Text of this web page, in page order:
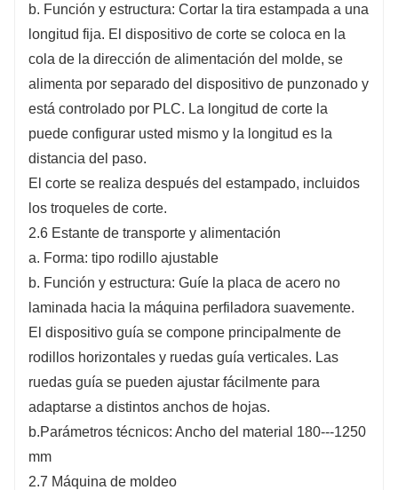
b. Función y estructura: Cortar la tira estampada a una
longitud fija. El dispositivo de corte se coloca en la
cola de la dirección de alimentación del molde, se
alimenta por separado del dispositivo de punzonado y
está controlado por PLC. La longitud de corte la
puede configurar usted mismo y la longitud es la
distancia del paso.
El corte se realiza después del estampado, incluidos
los troqueles de corte.
2.6 Estante de transporte y alimentación
a. Forma: tipo rodillo ajustable
b. Función y estructura: Guíe la placa de acero no
laminada hacia la máquina perfiladora suavemente.
El dispositivo guía se compone principalmente de
rodillos horizontales y ruedas guía verticales. Las
ruedas guía se pueden ajustar fácilmente para
adaptarse a distintos anchos de hojas.
b.Parámetros técnicos: Ancho del material 180---1250
mm
2.7 Máquina de moldeo